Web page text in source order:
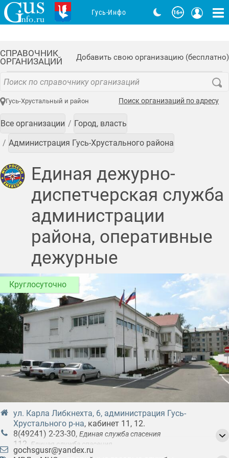
СПРАВОЧНИК
ОРГАНИЗАЦИЙ
Добавить свою организацию (бесплатно)
Гусь-Хрустальный и район Поиск организаций по адресу
Все организации Город, власть
Администрация Гусь-Хрустального района
Единая дежурно-
диспетчерская служба
администрации
района, оперативные
дежурные
Круглосуточно
ул. Карла Либкнехта, 6, администрация Гусь-
Хрустального р-на, кабинет 11, 12.
8(49241) 2-23-30, Единая служба спасения
112 Единая служба спасения
101,Служба пожарной охраны
gochsgusr@yandex.ru
Гусь-Инфо